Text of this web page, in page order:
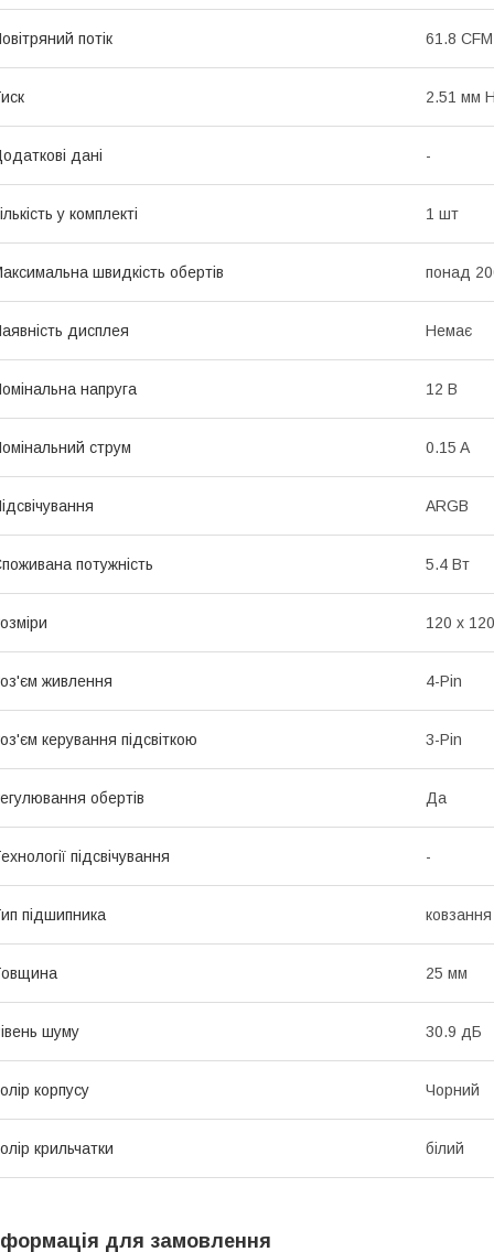
потік 61.8 CFM
2.51 мм
дані -
у комплекті 1 шт
швидкість обертів понад
дисплея Немає
напруга 12 В
струм 0.15 A
ARGB
потужність 5.4 Вт
120 х
живлення 4-Pin
керування підсвіткою 3-Pin
обертів Да
підсвічування -
підшипника
25 мм
шуму 30.9 дБ
корпусу Чорний
крильчатки білий
для замовлення